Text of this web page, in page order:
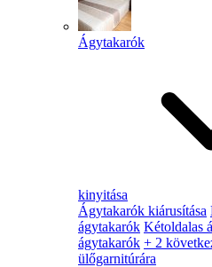
Ágytakarók
kinyitása
Ágytakarók kiárusítása
ágytakarók Kétoldalas
ágytakarók + 2
ülőgarnitúrára